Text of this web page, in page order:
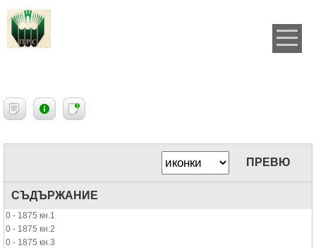
ПРЕВЮ
СЪДЪРЖАНИЕ
0 - 1875 кн.1
0 - 1875 кн.2
0 - 1875 кн.3